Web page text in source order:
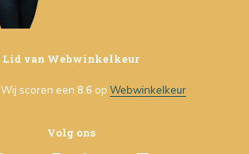
Lid van Webwinkelkeur
Wij scoren een 8.6 op Webwinkelkeur
Volg ons